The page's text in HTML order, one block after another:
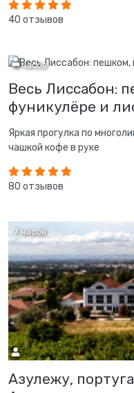
40 отзывов
5 часов
Весь Лиссабон:
фуникулёре и
Яркая прогулка по
чашкой кофе в руке
80 отзывов
7 часов
Азулежу,